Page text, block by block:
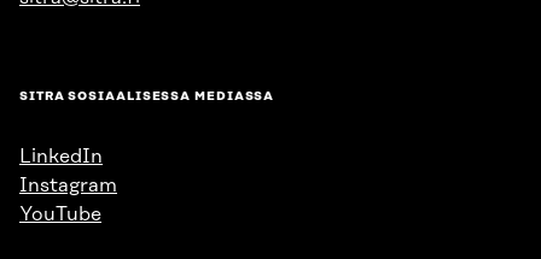
SITRA SOSIAALISESSA MEDIASSA
LinkedIn
Instagram
YouTube